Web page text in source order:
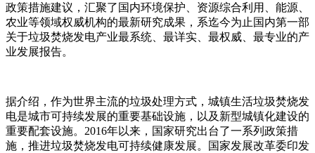
政策措施建议，汇聚了国内环境保护、资源综合利用、能源、
农业等领域权威机构的最新研究成果，系迄今为止国内第一部
关于垃圾焚烧发电产业最系统、最详实、最权威、最专业的产
业发展报告。
据介绍，作为世界主流的垃圾处理方式，城镇生活垃圾焚烧发
电是城市可持续发展的重要基础设施，以及新型城镇化建设的
重要配套设施。2016年以来，国家研究出台了一系列政策措
施，推进垃圾焚烧发电可持续健康发展。国家发展改革委印发